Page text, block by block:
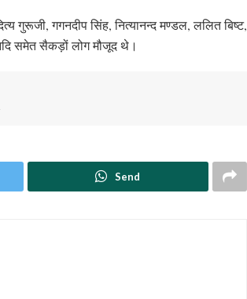
गुरूजी, गगनदीप सिंह, नित्यानन्द मण्डल, ललित बिष्ट,
समेत सैकड़ों लोग मौजूद थे।
Send